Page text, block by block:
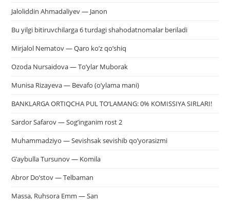
Jaloliddin Ahmadaliyev — Janon
Bu yilgi bitiruvchilarga 6 turdagi shahodatnomalar beriladi
Mirjalol Nematov — Qaro ko’z qo’shiq
Ozoda Nursaidova — To’ylar Muborak
Munisa Rizayeva — Bevafo (o’ylama mani)
BANKLARGA ORTIQCHA PUL TO‘LAMANG: 0% KOMISSIYA SIRLARI!
Sardor Safarov — Sog’inganim rost 2
Muhammadziyo — Sevishsak sevishib qo’yorasizmi
G’aybulla Tursunov — Komila
Abror Do’stov — Telbaman
Massa, Ruhsora Emm — San